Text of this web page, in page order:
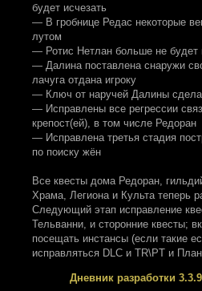
будет исчезать
— В гробнице Редас некоторые
лутом
— Ротис Нетлан больше не будет
— Далина поставлена снаружи
лачуга отдана игроку
— Ключ от наручей Далины
— Исправлены все регрессии
крепост(ей), в том числе Редоран
— Исправлена третья стадия
по поиску жён
Все квесты дома Редоран,
Храма, Легиона и Культа теперь
Следующий этап исправление
Тельванни, и сторонние квесты;
посещать инстансы (если такие
исправляться DLC и TR\PT и
Дневник разработки